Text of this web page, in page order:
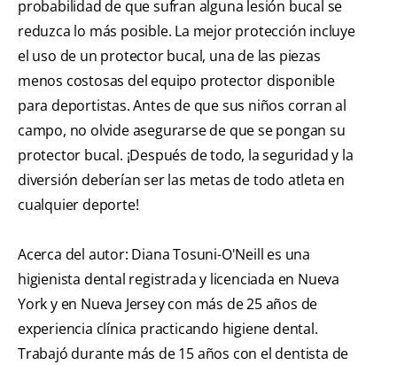
probabilidad de que sufran alguna lesión bucal se
reduzca lo más posible. La mejor protección incluye
el uso de un protector bucal, una de las piezas
menos costosas del equipo protector disponible
para deportistas. Antes de que sus niños corran al
campo, no olvide asegurarse de que se pongan su
protector bucal. ¡Después de todo, la seguridad y la
diversión deberían ser las metas de todo atleta en
cualquier deporte!
Acerca del autor: Diana Tosuni-O'Neill es una
higienista dental registrada y licenciada en Nueva
York y en Nueva Jersey con más de 25 años de
experiencia clínica practicando higiene dental.
Trabajó durante más de 15 años con el dentista de